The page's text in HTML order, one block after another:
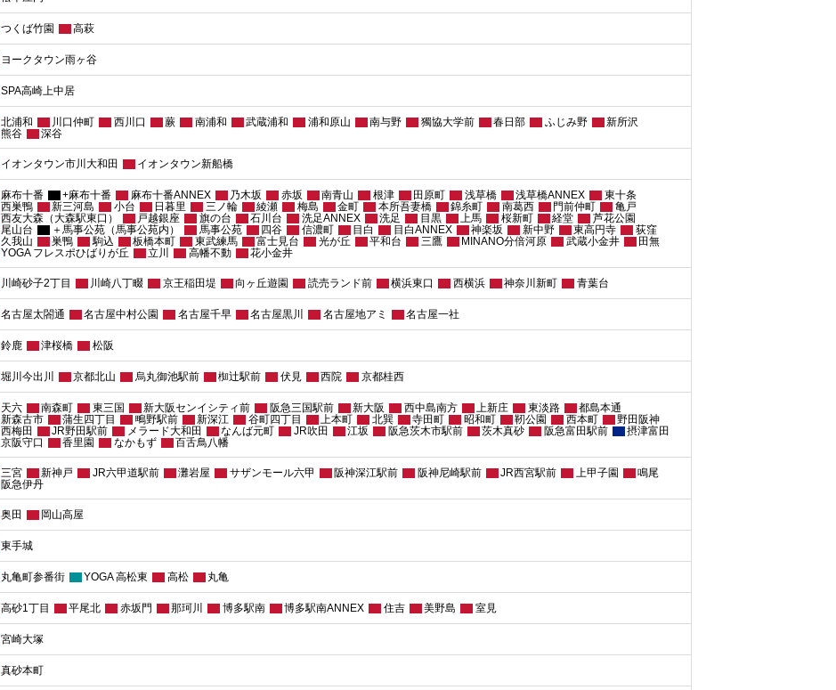
つくば竹園 高萩
ヨークタウン雨ヶ谷
SPA高崎上中居
北浦和 川口仲町 西川口 蕨 南浦和 武蔵浦和 浦和原山 南与野 獨協大学前 春日部 ふじみ野
新所沢
熊谷
深谷
イオンタウン市川大和田 イオンタウン新船橋
麻布十番 +麻布十番 麻布十番ANNEX 乃木坂 赤坂 南青山 根津 田原町 浅草橋 浅草橋ANNEX
東十条
西巣鴨
新三河島 小台 日暮里 三ノ輪 綾瀬 梅島 金町 本所吾妻橋 錦糸町 南葛西 門前仲町
亀戸
西友大森（大森駅東口）
戸越銀座 旗の台 石川台 洗足ANNEX 洗足 目黒 上馬 桜新町 経堂
芦花公園
尾山台
＋馬事公苑（馬事公苑内） 馬事公苑 四谷 信濃町 目白 目白ANNEX 神楽坂 新中野 東高円寺
荻窪
久我山
巣鴨 駒込 板橋本町 東武練馬 富士見台 光が丘 平和台 三鷹 MINANO分倍河原 武蔵小金井
田無
YOGA フレスポひばりが丘
立川 高幡不動 花小金井
川崎砂子2丁目 川崎八丁畷 京王稲田堤 向ヶ丘遊園 読売ランド前 横浜東口 西横浜 神奈川新町 青葉台
名古屋太閤通 名古屋中村公園 名古屋千早 名古屋黒川 名古屋地アミ 名古屋一社
鈴鹿 津桜橋 松阪
堀川今出川 京都北山 烏丸御池駅前 椥辻駅前 伏見 西院 京都桂西
天六 南森町 東三国 新大阪センイシティ前 阪急三国駅前 新大阪 西中島南方 上新庄 東淡路
都島本通
新森古市
蒲生四丁目 鴫野駅前 新深江 谷町四丁目 上本町 北巽 寺田町 昭和町 靭公園 西本町
野田阪神
西梅田
JR野田駅前 メラード大和田 なんば元町 JR吹田 江坂 阪急茨木市駅前 茨木真砂 阪急富田駅前
摂津富田
京阪守口
香里園 なかもず 百舌鳥八幡
三宮 新神戸 JR六甲道駅前 灘岩屋 サザンモール六甲 阪神深江駅前 阪神尼崎駅前 JR西宮駅前 上甲子園
鳴尾
阪急伊丹
奥田 岡山高屋
東手城
丸亀町参番街 YOGA 高松東 高松 丸亀
高砂1丁目 平尾北 赤坂門 那珂川 博多駅南 博多駅南ANNEX 住吉 美野島 室見
宮崎大塚
真砂本町